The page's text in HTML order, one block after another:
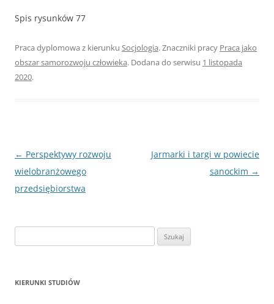
Spis rysunków 77
Praca dyplomowa z kierunku Socjologia. Znaczniki pracy Praca jako
obszar samorozwoju człowieka. Dodana do serwisu 1 listopada
2020.
Nawigacja
wpisu
← Perspektywy rozwoju
wielobranżowego
przedsiębiorstwa
Jarmarki i targi w powiecie
sanockim →
z
KIERUNKI STUDIÓW